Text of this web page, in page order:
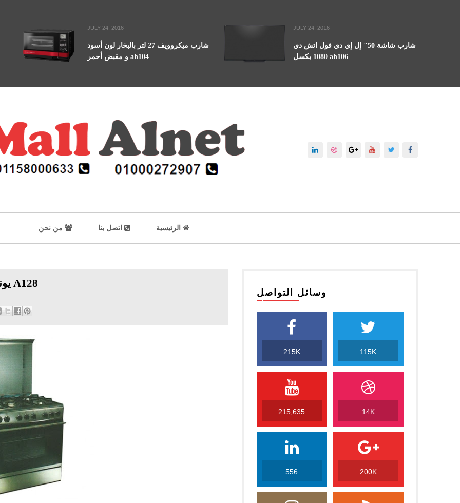
JULY 24, 2016
شارب ميكروويف 27 لتر بالبخار لون أسود
و مقبض أحمر ah104
JULY 24, 2016
شارب شاشة 50" إل إي دي فول اتش دي
1080 بكسل ah106
يونيون اير بوتجاز 5 شعلة 80 فى 60 بالمروحة A128
وسائل التواصل
215K 115K
215,635 14K
556 200K